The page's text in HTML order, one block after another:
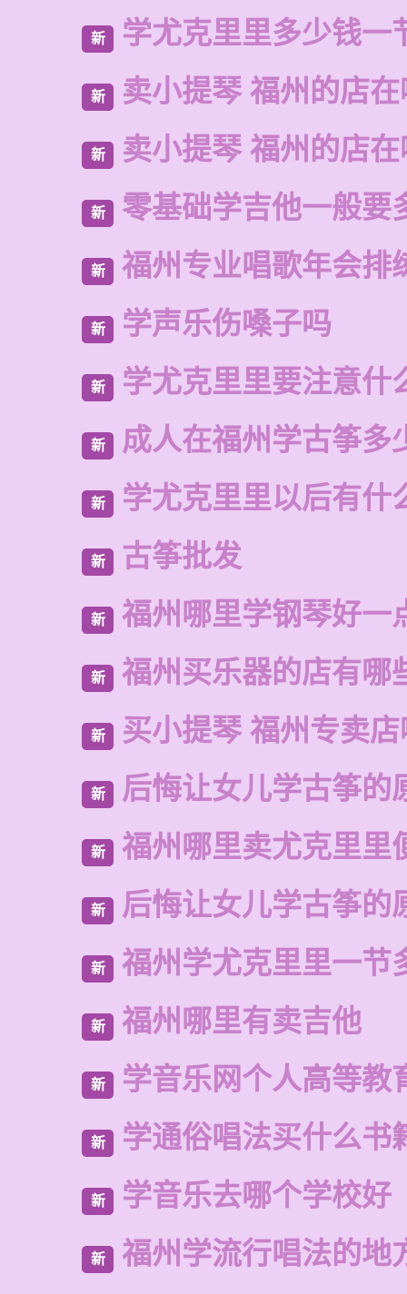
新 学尤克里里多少钱一
新 卖小提琴 福州的店
新 卖小提琴 福州的店
新 零基础学吉他一般要
新 福州专业唱歌年会排
新 学声乐伤嗓子吗
新 学尤克里里要注意什
新 成人在福州学古筝多
新 学尤克里里以后有什
新 古筝批发
新 福州哪里学钢琴好一
新 福州买乐器的店有哪
新 买小提琴 福州专卖
新 后悔让女儿学古筝的
新 福州哪里卖尤克里里
新 后悔让女儿学古筝的
新 福州学尤克里里一节
新 福州哪里有卖吉他
新 学音乐网个人高等教
新 学通俗唱法买什么书
新 学音乐去哪个学校好
新 福州学流行唱法的地